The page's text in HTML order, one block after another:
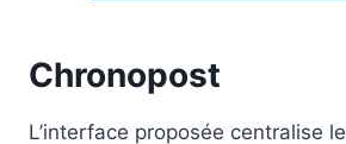
Chronopost
L’interface proposée centralise